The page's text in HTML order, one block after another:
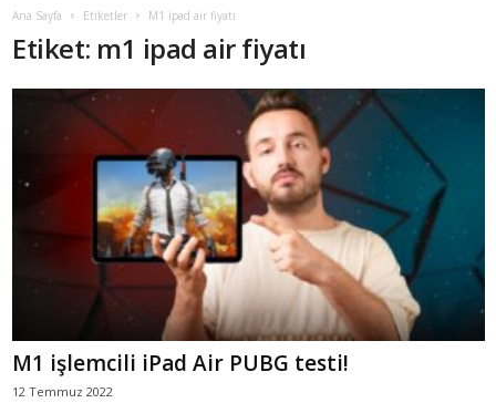
Ana Sayfa Etiketler M1 ipad air fiyatı
Etiket: m1 ipad air fiyatı
M1 işlemcili iPad Air PUBG testi!
12 Temmuz 2022